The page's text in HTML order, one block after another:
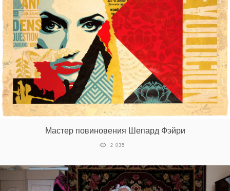
Мастер повиновения Шепард Фэйри
2 035